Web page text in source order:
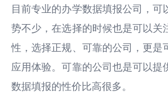
目前专业的办学数据填报公司，可
势不少，在选择的时候也是可以关
性，选择正规、可靠的公司，更是
应用体验。可靠的公司也是可以提
数据填报的性价比高很多。